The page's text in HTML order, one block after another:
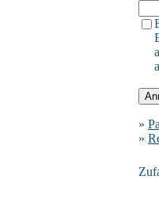
»
»